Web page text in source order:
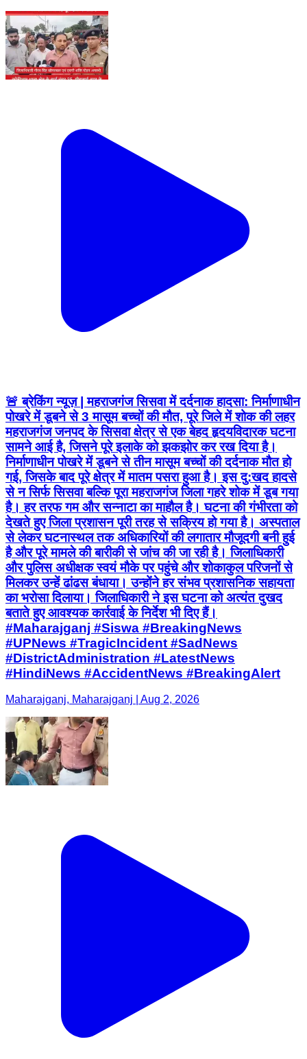
🚨 ब्रेकिंग न्यूज़ | महराजगंज सिसवा में दर्दनाक हादसा: निर्माणाधीन
पोखरे में डूबने से 3 मासूम बच्चों की मौत, पूरे जिले में शोक की लहर
महराजगंज जनपद के सिसवा क्षेत्र से एक बेहद हृदयविदारक घटना
सामने आई है, जिसने पूरे इलाके को झकझोर कर रख दिया है।
निर्माणाधीन पोखरे में डूबने से तीन मासूम बच्चों की दर्दनाक मौत हो
गई, जिसके बाद पूरे क्षेत्र में मातम पसरा हुआ है। इस दु:खद हादसे
से न सिर्फ सिसवा बल्कि पूरा महराजगंज जिला गहरे शोक में डूब गया
है। हर तरफ गम और सन्नाटा का माहौल है। घटना की गंभीरता को
देखते हुए जिला प्रशासन पूरी तरह से सक्रिय हो गया है। अस्पताल
से लेकर घटनास्थल तक अधिकारियों की लगातार मौजूदगी बनी हुई
है और पूरे मामले की बारीकी से जांच की जा रही है। जिलाधिकारी
और पुलिस अधीक्षक स्वयं मौके पर पहुंचे और शोकाकुल परिजनों से
मिलकर उन्हें ढांढस बंधाया। उन्होंने हर संभव प्रशासनिक सहायता
का भरोसा दिलाया। जिलाधिकारी ने इस घटना को अत्यंत दुखद
बताते हुए आवश्यक कार्रवाई के निर्देश भी दिए हैं।
#Maharajganj #Siswa #BreakingNews
#UPNews #TragicIncident #SadNews
#DistrictAdministration #LatestNews
#HindiNews #AccidentNews #BreakingAlert
Maharajganj, Maharajganj | Aug 2, 2026